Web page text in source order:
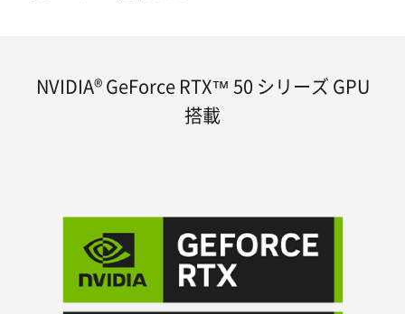
NVIDIA® GeForce RTX™ 50 シリーズ GPU
搭載